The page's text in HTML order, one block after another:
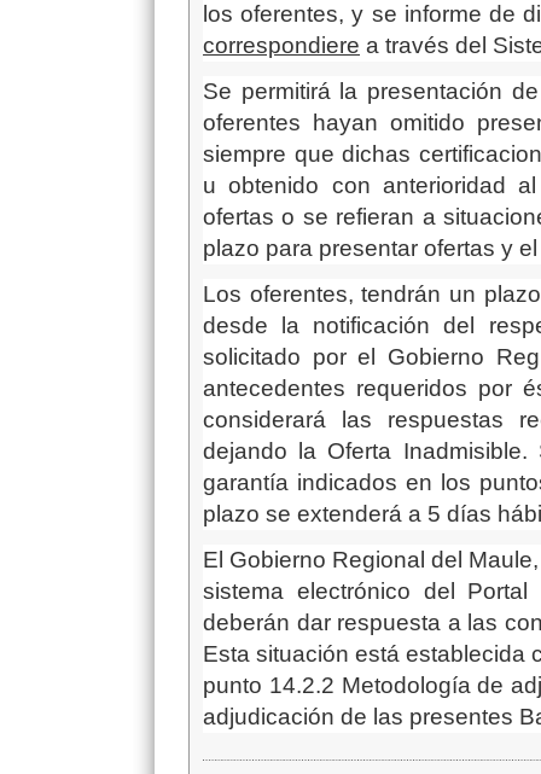
los oferentes, y se informe de
correspondiere a través del
Se permitirá la presentación
oferentes hayan omitido
siempre que dichas
u obtenido con anterioridad
ofertas o se refieran a
plazo para presentar ofertas y
Los oferentes, tendrán un
desde la notificación del
solicitado por el Gobierno
antecedentes requeridos por
considerará las respuestas
dejando la Oferta
garantía indicados en los
plazo se extenderá a 5 días
El Gobierno Regional del
sistema electrónico del Portal
deberán dar respuesta a las
Esta situación está establecida
punto 14.2.2 Metodología de
adjudicación de las presentes